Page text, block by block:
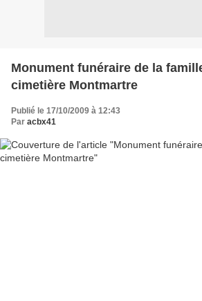
Monument funéraire de la
cimetière Montmartre
Publié le 17/10/2009 à 12:43
Par acbx41